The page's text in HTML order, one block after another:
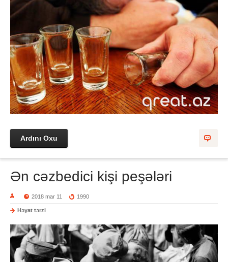
Ardını Oxu
Ən cəzbedici kişi peşələri
2018 mar 11 1990
Həyat tərzi